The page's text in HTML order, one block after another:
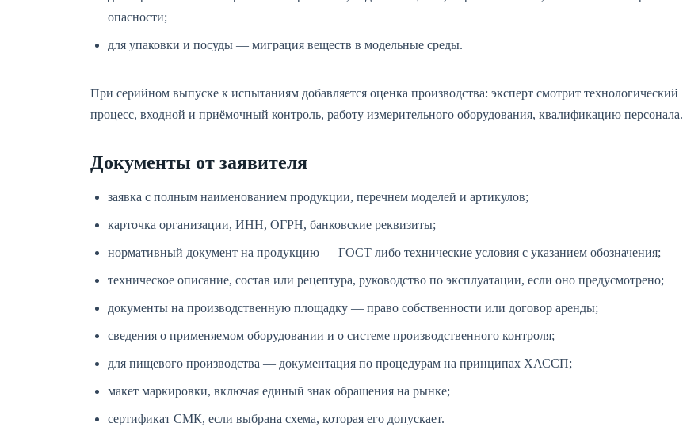
опасности;
для упаковки и посуды — миграция веществ в модельные среды.
При серийном выпуске к испытаниям добавляется оценка производства: эксперт смотрит технологический
процесс, входной и приёмочный контроль, работу измерительного оборудования, квалификацию персонала.
Документы от заявителя
заявка с полным наименованием продукции, перечнем моделей и артикулов;
карточка организации, ИНН, ОГРН, банковские реквизиты;
нормативный документ на продукцию — ГОСТ либо технические условия с указанием обозначения;
техническое описание, состав или рецептура, руководство по эксплуатации, если оно предусмотрено;
документы на производственную площадку — право собственности или договор аренды;
сведения о применяемом оборудовании и о системе производственного контроля;
для пищевого производства — документация по процедурам на принципах ХАССП;
макет маркировки, включая единый знак обращения на рынке;
сертификат СМК, если выбрана схема, которая его допускает.